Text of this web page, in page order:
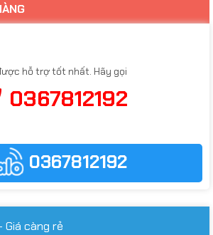
hỗ trợ tốt nhất. Hãy gọi
0367812192
0367812192
Giá càng rẻ